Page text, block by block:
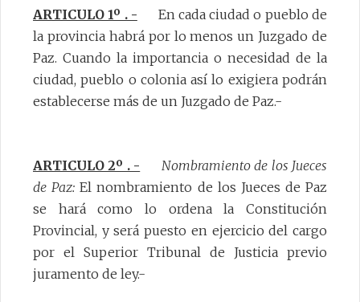
ARTICULO 1º . - En cada ciudad o pueblo de
la provincia habrá por lo menos un Juzgado de
Paz. Cuando la importancia o necesidad de la
ciudad, pueblo o colonia así lo exigiera podrán
establecerse más de un Juzgado de Paz.-
ARTICULO 2º . -
Nombramiento de los Jueces
de Paz: El nombramiento de los Jueces de Paz
se hará como lo ordena la Constitución
Provincial, y será puesto en ejercicio del cargo
por el Superior Tribunal de Justicia previo
juramento de ley.-